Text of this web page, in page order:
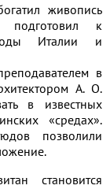
живопись
подготовил к
Италии и
в
А. О.
в известных
«средах».
позволили
становится